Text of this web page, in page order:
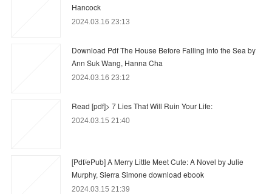
Hancock
2024.03.16 23:13
Download Pdf The House Before Falling into the Sea by
Ann Suk Wang, Hanna Cha
2024.03.16 23:12
Read [pdf]> 7 Lies That Will Ruin Your Life:
2024.03.15 21:40
[Pdf/ePub] A Merry Little Meet Cute: A Novel by Julie
Murphy, Sierra Simone download ebook
2024.03.15 21:39